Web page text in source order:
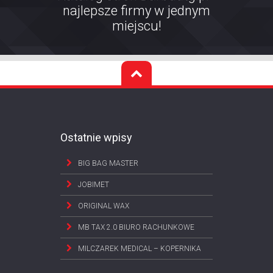
najlepsze firmy w jednym
miejscu!
Ostatnie wpisy
BIG BAG MASTER
JOBIMET
ORIGINAL WAX
MB TAX 2.0 BIURO RACHUNKOWE
MILCZAREK MEDICAL – KOPERNIKA